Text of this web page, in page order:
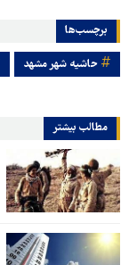
برچسب‌ها
حاشیه شهر مشهد
مطالب بیشتر